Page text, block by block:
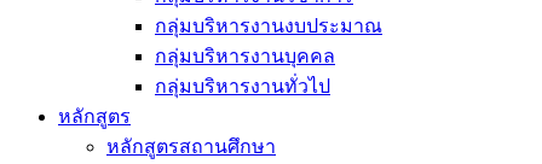
กลุ่มบริหารงานงบประมาณ
กลุ่มบริหารงานบุคคล
กลุ่มบริหารงานทั่วไป
หลักสูตร
หลักสูตรสถานศึกษา